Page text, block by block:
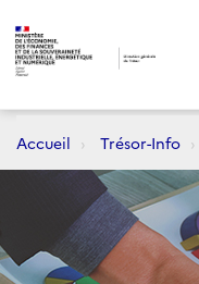
Accueil Trésor-Info